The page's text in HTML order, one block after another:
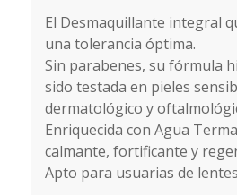
El Desmaquillante integral
una tolerancia óptima.
Sin parabenes, su fórmula
sido testada en pieles
dermatológico y
Enriquecida con Agua
calmante, fortificante y
Apto para usuarias de